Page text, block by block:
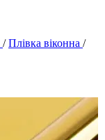
/ Плівка віконна /